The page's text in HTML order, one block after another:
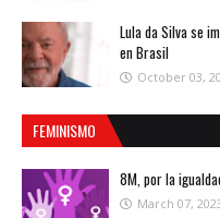
Lula da Silva se
en Brasil
October 03,
FEMINISMO
8M, por la
March 07,